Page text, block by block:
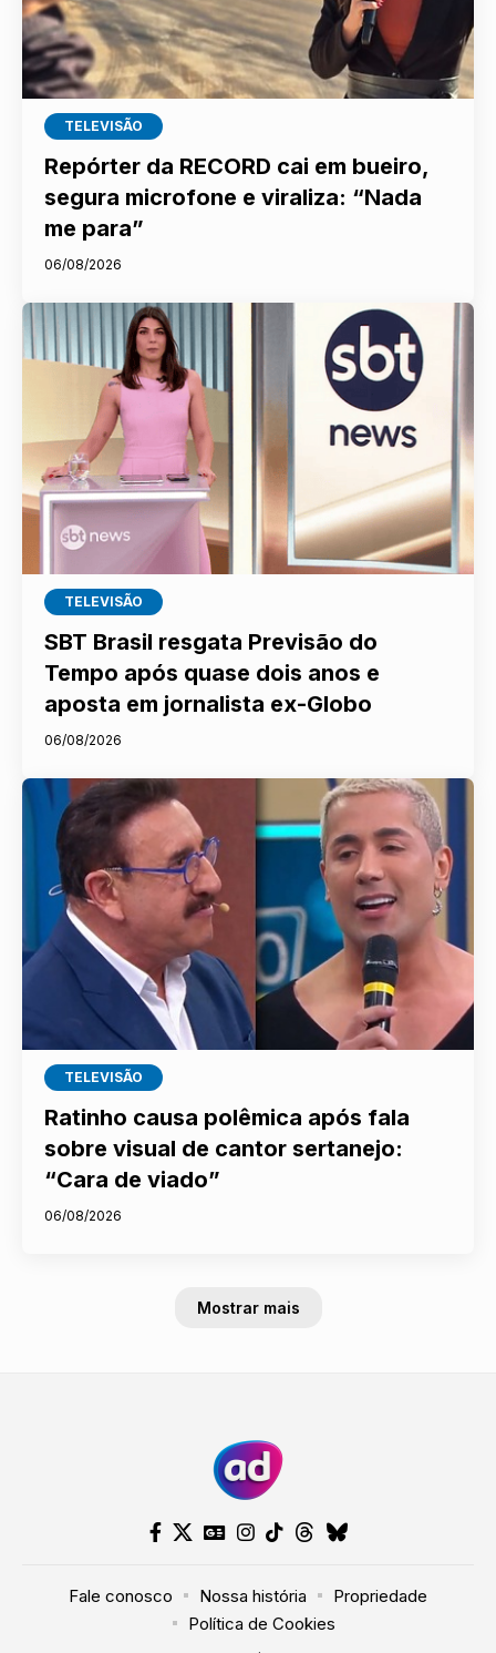
Nosso site usa cookies e outras
com a nossa
Política de Cookies
Política de Privacidade . Ao continuar
navegando, você concorda com estas
Prosseguir
TELEVISÃO
Repórter da RECORD cai em bueiro,
segura microfone e viraliza: “Nada
me para”
06/08/2026
TELEVISÃO
SBT Brasil resgata Previsão do
Tempo após quase dois anos e
aposta em jornalista ex-Globo
06/08/2026
TELEVISÃO
Ratinho causa polêmica após fala
sobre visual de cantor sertanejo:
“Cara de viado”
06/08/2026
Mostrar mais
Fale conosco Nossa história
Propriedade
Política de Cookies